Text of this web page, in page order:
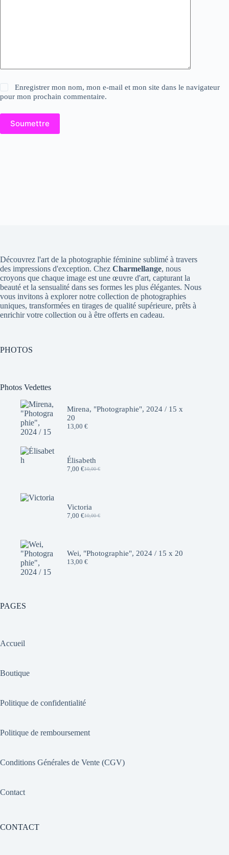
Enregistrer mon nom, mon e-mail et mon site dans le navigateur
pour mon prochain commentaire.
Soumettre
Découvrez l'art de la photographie féminine sublimé à travers
des impressions d'exception. Chez Charmellange, nous
croyons que chaque image est une œuvre d'art, capturant la
beauté et la sensualité dans ses formes les plus élégantes. Nous
vous invitons à explorer notre collection de photographies
uniques, transformées en tirages de qualité supérieure, prêts à
enrichir votre collection ou à être offerts en cadeau.
PHOTOS
Photos Vedettes
Mirena, "Photographie", 2024 / 15 x
20
13,00 €
Élisabeth
10,00€
Le
10,00 €.
7,00 €Le
7,00 €.
Victoria
10,00€
Le
10,00 €.
7,00 €Le
7,00 €.
Wei, "Photographie", 2024 / 15 x 20
13,00 €
PAGES
Accueil
Boutique
Politique de confidentialité
Politique de remboursement
Conditions Générales de Vente (CGV)
Contact
CONTACT